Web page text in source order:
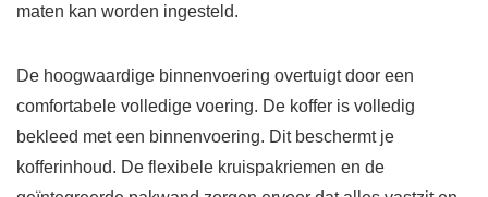
maten kan worden ingesteld.
De hoogwaardige binnenvoering overtuigt door een
comfortabele volledige voering. De koffer is volledig
bekleed met een binnenvoering. Dit beschermt je
kofferinhoud. De flexibele kruispakriemen en de